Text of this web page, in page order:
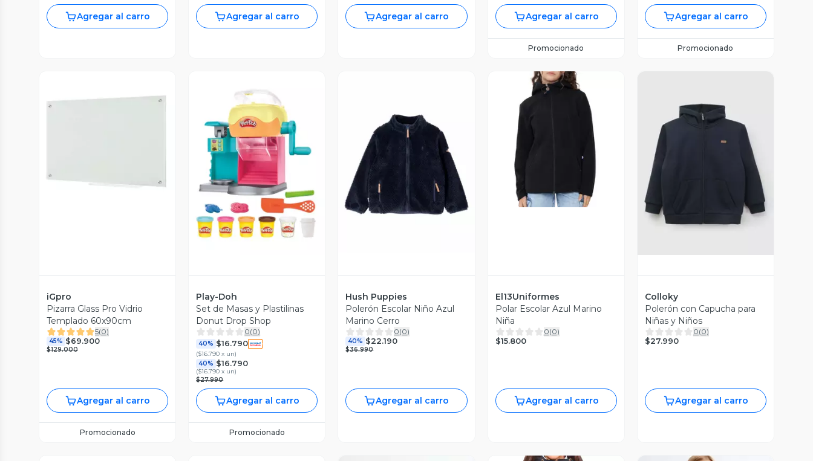
Agregar al carro Agregar al carro Agregar al carro Agregar al carro
Promocionado
Agregar al carro
Promocionado
iGpro
Pizarra Glass Pro Vidrio
Templado 60x90cm
5(0)
45% $69.900
$129.000
Agregar al carro
Promocionado
Vista Previa
Play-Doh
Set de Masas y Plastilinas
Donut Drop Shop
0(0)
40% $16.790
($16.790 x un)
40% $16.790
($16.790 x un)
$27.990
Agregar al carro
Promocionado
Hush Puppies
Polerón Escolar Niño Azul
Marino Cerro
0(0)
40% $22.190
$36.990
Agregar al carro
El13Uniformes
Polar Escolar Azul Marino
Niña
0(0)
$15.800
Agregar al carro
Colloky
Polerón con Capucha para
Niñas y Niños
0(0)
$27.990
Agregar al carro